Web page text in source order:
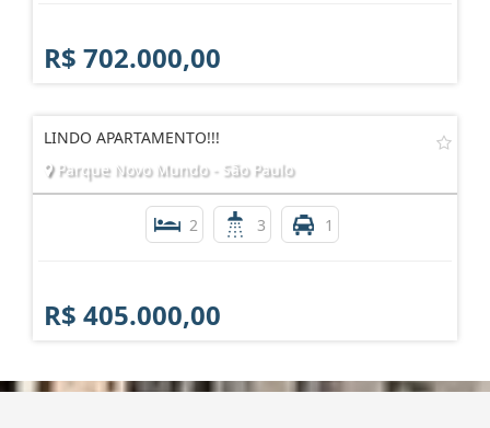
R$ 702.000,00
LINDO APARTAMENTO!!!
Parque Novo Mundo - São Paulo
2 3 1
R$ 405.000,00